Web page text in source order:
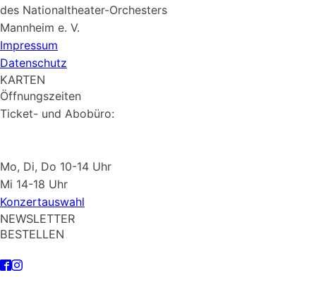
des Nationaltheater-Orchesters
Mannheim e. V.
Impressum
Datenschutz
KARTEN
Öffnungszeiten
Ticket- und Abobüro:
Mo, Di, Do 10-14 Uhr
Mi 14-18 Uhr
Konzertauswahl
NEWSLETTER
BESTELLEN